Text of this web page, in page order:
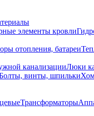
элементы кровли
отопления, батареи
канализацииЛюки
винты, шпильки
Трансформаторы